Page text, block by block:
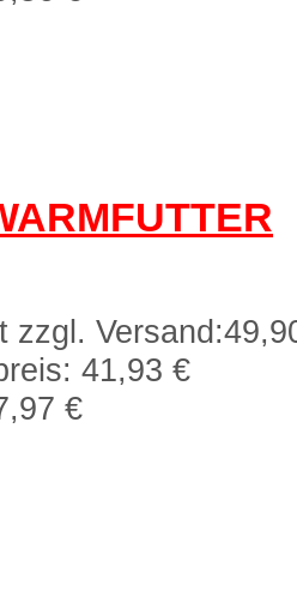
zzgl. Versand:
41,93 €
€